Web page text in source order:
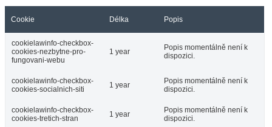
Cookie Délka Popis
cookielawinfo-checkbox-
cookies-nezbytne-pro-
fungovani-webu
1 year
Popis momentálně není k
dispozici.
cookielawinfo-checkbox-
cookies-socialnich-siti
1 year
Popis momentálně není k
dispozici.
cookielawinfo-checkbox-
cookies-tretich-stran
1 year
Popis momentálně není k
dispozici.